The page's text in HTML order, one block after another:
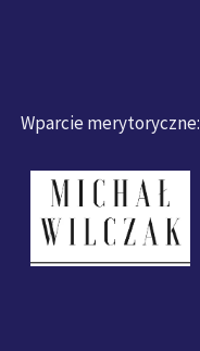
Wparcie merytoryczne: